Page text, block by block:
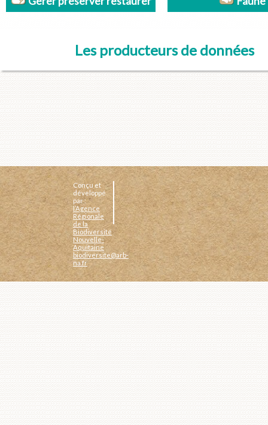
Les producteurs de données
Conçu et
développé
par :
l’Agence
Régionale
de la
Biodiversité
Nouvelle-
Aquitaine
biodiversite@arb-
na.fr